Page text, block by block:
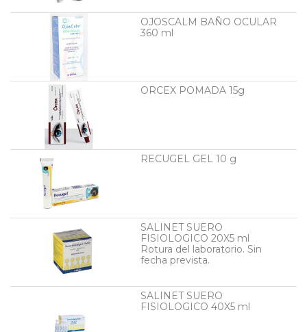
OJOSCALM BAÑO OCULAR
360 ml
ORCEX POMADA 15g
RECUGEL GEL 10 g
SALINET SUERO
FISIOLOGICO 20X5 ml
Rotura del laboratorio. Sin
fecha prevista.
SALINET SUERO
FISIOLOGICO 40X5 ml